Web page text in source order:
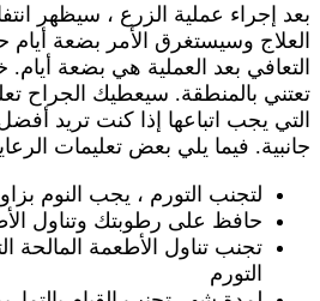
بعد إجراء عملية الزرع ، سيظهر
العلاج وسيستغرق الأمر بضعة أيام
التعافي بعد العملية هي بضعة
تعتني بالمنطقة. سيعطيك الجراح
التي يجب اتباعها إذا كنت تريد أفضل
جانبية. فيما يلي بعض تعليمات
لتجنب التورم ، يجب النوم بزاوية 45
حافظ على رطوبتك وتناول
تجنب تناول الأطعمة
التورم